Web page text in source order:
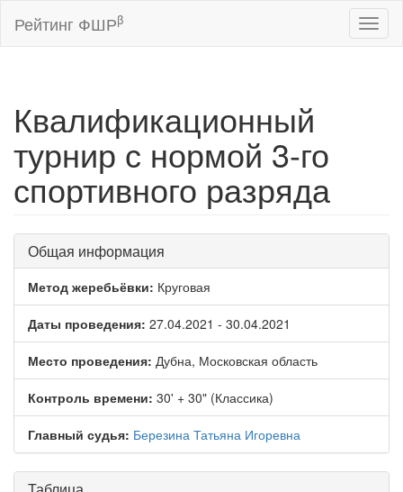
Рейтинг ФШРβ
Квалификационный
турнир с нормой 3-го
спортивного разряда
Общая информация
Метод жеребьёвки: Круговая
Даты проведения: 27.04.2021 - 30.04.2021
Место проведения: Дубна, Московская область
Контроль времени: 30' + 30" (Классика)
Главный судья: Березина Татьяна Игоревна